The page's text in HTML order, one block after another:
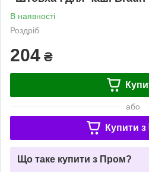
В наявності
Роздріб
204 ₴
або
Купити з
Що таке купити з Пром?